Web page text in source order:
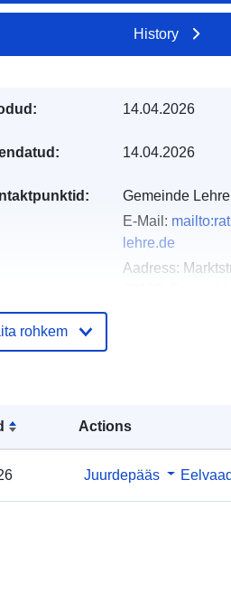
Actions
Juurdepääs
History
14.04.2026
14.04.2026
Gemeinde Lehre
E-Mail:
lehre.de
Aadress:
03 August 2026
Koordinaadid: [ [ 10.6730028,
52.3283068 ], [ 10.6747884,
rohkem